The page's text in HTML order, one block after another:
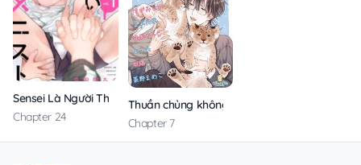
Sensei Là Người Thích Chơi Mông
Chapter 24
Thuần chủng không rung động
Chapter 7